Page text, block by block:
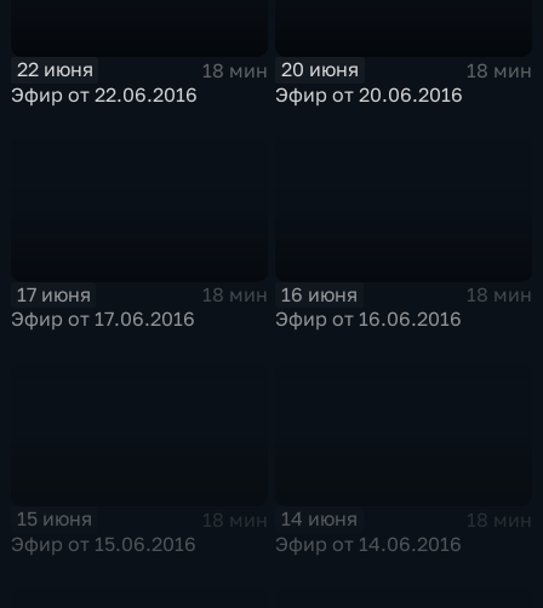
22 июня
18 мин
Эфир от 22.06.2016
20 июня
18 мин
Эфир от 20.06.2016
17 июня
18 мин
Эфир от 17.06.2016
16 июня
18 мин
Эфир от 16.06.2016
15 июня
18 мин
Эфир от 15.06.2016
14 июня
18 мин
Эфир от 14.06.2016